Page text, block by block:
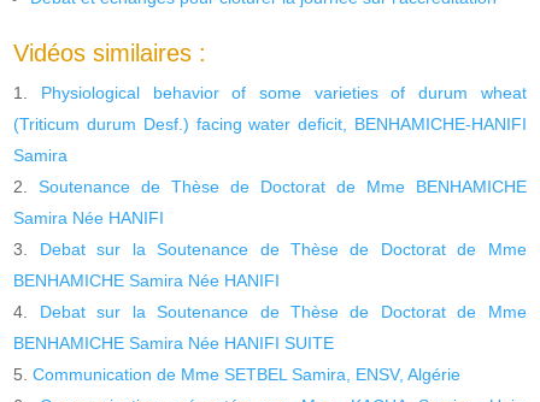
Vidéos similaires :
Physiological behavior of some varieties of durum wheat
(Triticum durum Desf.) facing water deficit, BENHAMICHE-HANIFI
Samira
Soutenance de Thèse de Doctorat de Mme BENHAMICHE
Samira Née HANIFI
Debat sur la Soutenance de Thèse de Doctorat de Mme
BENHAMICHE Samira Née HANIFI
Debat sur la Soutenance de Thèse de Doctorat de Mme
BENHAMICHE Samira Née HANIFI SUITE
Communication de Mme SETBEL Samira, ENSV, Algérie